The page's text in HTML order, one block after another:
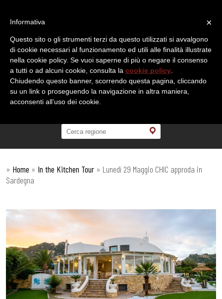
» Home » In the Kitchen Tour » Lunedì 29 Maggio CHIC approda in
Sardegna
×
Informativa
Questo sito o gli strumenti terzi da questo utilizzati si avvalgono
di cookie necessari al funzionamento ed utili alle finalità illustrate
nella cookie policy. Se vuoi saperne di più o negare il consenso
a tutti o ad alcuni cookie, consulta la cookie policy
Chiudendo questo banner, scorrendo questa pagina, cliccando
su un link o proseguendo la navigazione in altra maniera,
acconsenti all’uso dei cookie.